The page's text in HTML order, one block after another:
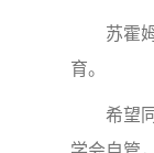
苏霍
育。
希望